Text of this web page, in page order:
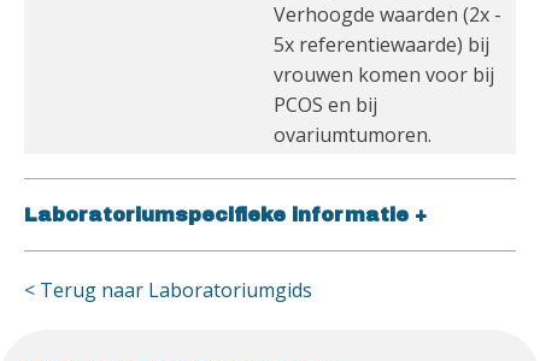
Verhoogde waarden (2x -
5x referentiewaarde) bij
vrouwen komen voor bij
PCOS en bij
ovariumtumoren.
Laboratoriumspecifieke informatie +
< Terug naar Laboratoriumgids